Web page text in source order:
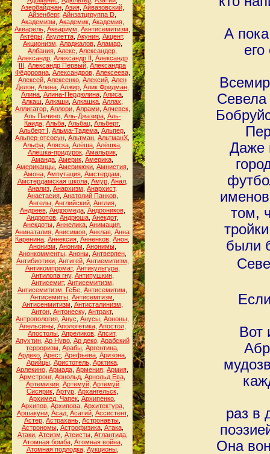
Азербайджан, Азия, Айвазовский,
Айзенберг, Айнзатцгруппа D
Академизм Академик, Академия,
Акварель Аквариум Акнтисемитизм
Актёры Акулетта Акунин Акцент,
Акционизм Аладжалов, Аламар,
Албания Алекс Александер
Александр, Александр II Александр
III Александр Первый Александра
Фёдоровна, Александров, Алексеева,
Алексей Алексенко Алексий Ален
Делон Алена Алжир Алик Фридман
Алина Алина-Пердюлина Алиса
Алкаш Алкаши Алкашка Аллах
Аллигатор, Аллори, Алрами, Алчевск,
Аль Пачино, Аль-Джазира, Аль-
Каида Альба Альбац Альберт,
Альберт I Альма-Тадема Альпер
Альпер-отсосун Альтман АльтманХ
Альфа Аляска Алёша Алёшка
Алёшка-придурок, Амальрик,
Аманда Америк Америка
Американцы Америкюки Амнистия
Амона Ампутация Амстердам
Амстердамская школа, Амур, Анал,
Анализ Анархизм Анархист,
Анастасия, Анатолий Панков,
Ангелы, Английский, Англия,
Андреев, Андромеда, Андроников,
Андропов Андрюша Анекдот,
Анекдоты Анжелика Анимация
Анинаталия Анисимов Анклав Анна
Каренина Аннексия Анненков Анон
Анонизм Аноним Анонимы,
Анонкомменты, Аноны, Антверпен,
Антибиотики, Антигей, Антиемитизм
Антикомпромат, Антикультура,
Антилопа гну, Антипушкин,
Антисемит, Антисемитизм
Антисемитизм. ГеБе Антисемитим
Антисемиты Антисемтизм
Антисенмитизм Антисталинизм
Антон Антонеску, Антракт,
Антропология Анус Анусы Аононы
Апельсины, Апологетика, Апостол,
Апостолы Апреликов Апсит,
Апухтин, Ар Нуво, Ар деко, Арабский
терроризм Арабы Аргентина
Ардеко Арест, Арефьева Аризона
Арийцы, Аристотель, Арктика,
Арлекино Армада Армения Армия
Армстронг, Арнольд Арнольд Ева
Артемизия, Артемуй, Артемуй
Сисярик Артур Архангельск
Архимед. Чапек Архипенко
Архипов, Архипова, Архитектура,
Аршакуни, Асад, Асатий, Ассистент,
Астер Астрахань Астронавты
Астрономы, Астрофизика, Атака,
Атаки, Атеизм Атеисты, Атлантида,
Атомная бомба, Атомная война,
Атомная подлодка, Аукционы,
А
Даже
том,
были
Вот
раз в
Она